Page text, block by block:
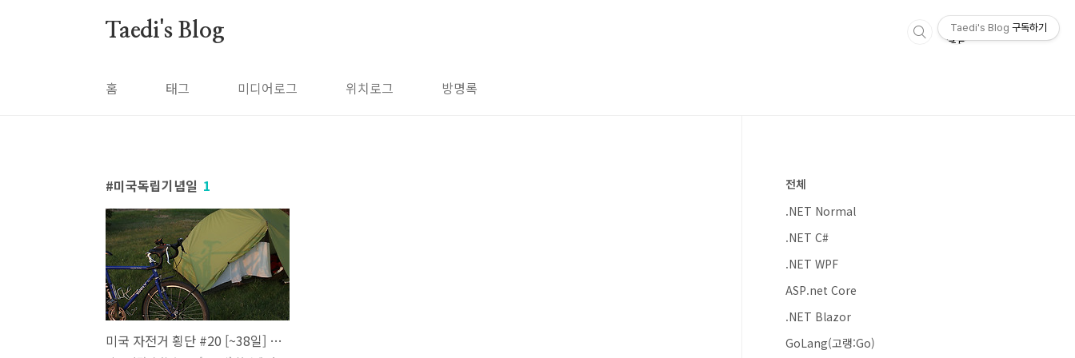
Taedi's Blog
홈 태그 미디어로그 위치로그 방명록
미국독립기념일 1
미국 자전거 횡단 #20 [~38일] 첫번째 웜샤워 호스트 "Jason" (요크, 링컨)
전체
.NET Normal
.NET C#
.NET WPF
ASP.net Core
.NET Blazor
GoLang(고랭:Go)
Taedi's Blog 구독하기